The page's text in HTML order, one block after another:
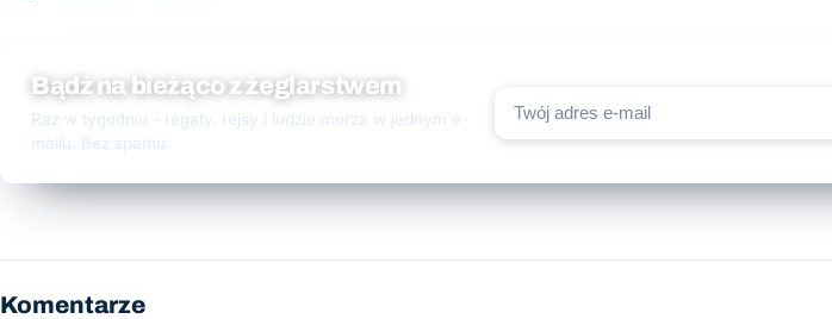
Bądź na bieżąco z żeglarstwem
Raz w tygodniu - regaty, rejsy i ludzie morza w jednym e-
mailu. Bez spamu.
Komentarze